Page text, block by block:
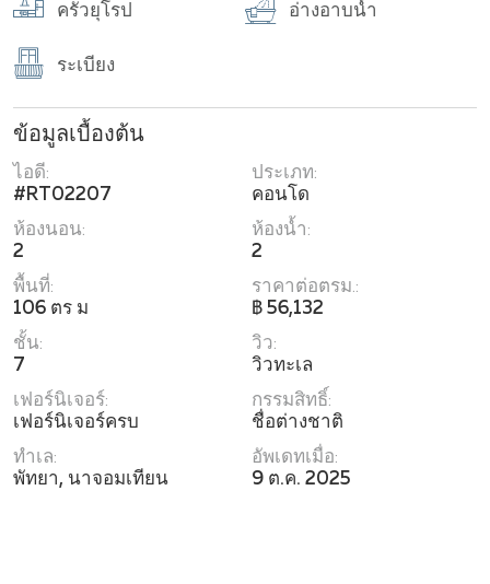
ส่วนห้างใหญ่จะมี Central Festival พัทยา, ห้าง Harbor,
ครัวยุโรป อ่างอาบน้ำ
ระเบียง
ข้อมูลเบื้องต้น
ไอดี:
#RT02207
ประเภท:
คอนโด
ห้องนอน:
2
ห้องน้ำ:
2
พื้นที่:
106 ตร ม
ราคาต่อตรม.:
฿ 56,132
ชั้น:
7
วิว:
วิวทะเล
เฟอร์นิเจอร์:
เฟอร์นิเจอร์ครบ
กรรมสิทธิ์:
ชื่อต่างชาติ
ทำเล:
พัทยา, นาจอมเทียน
อัพเดทเมื่อ:
9 ต.ค. 2025